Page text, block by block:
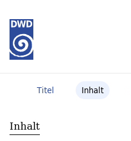
Titel Inhalt
Inhalt